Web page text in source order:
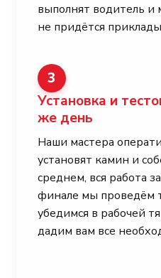
выполнят водитель
не придётся
3
Установка и
же день
Наши мастера
установят камин и
среднем, вся работа
финале мы проведём
убедимся в рабочей
дадим вам все